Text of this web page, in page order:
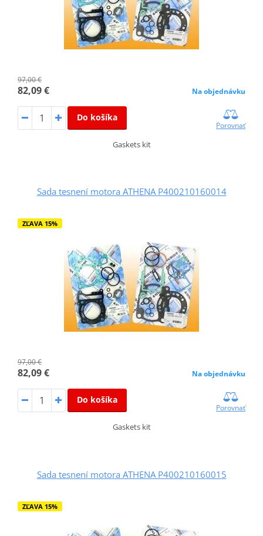
97,00 €
82,09 € Na objednávku
Do košíka
Porovnať
Gaskets kit
Sada tesnení motora ATHENA P400210160014
ZĽAVA 15%
97,00 €
82,09 € Na objednávku
Do košíka
Porovnať
Gaskets kit
Sada tesnení motora ATHENA P400210160015
ZĽAVA 15%